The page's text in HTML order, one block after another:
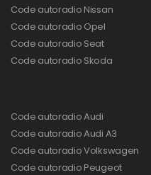
Code autoradio Nissan
Code autoradio Opel
Code autoradio Seat
Code autoradio Skoda
Code autoradio Audi
Code autoradio Audi A3
Code autoradio Volkswagen
Code autoradio Peugeot